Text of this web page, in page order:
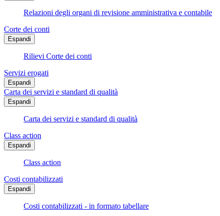
Relazioni degli organi di revisione amministrativa e contabile
Corte dei conti
Espandi
Rilievi Corte dei conti
Servizi erogati
Espandi
Carta dei servizi e standard di qualità
Espandi
Carta dei servizi e standard di qualità
Class action
Espandi
Class action
Costi contabilizzati
Espandi
Costi contabilizzati - in formato tabellare